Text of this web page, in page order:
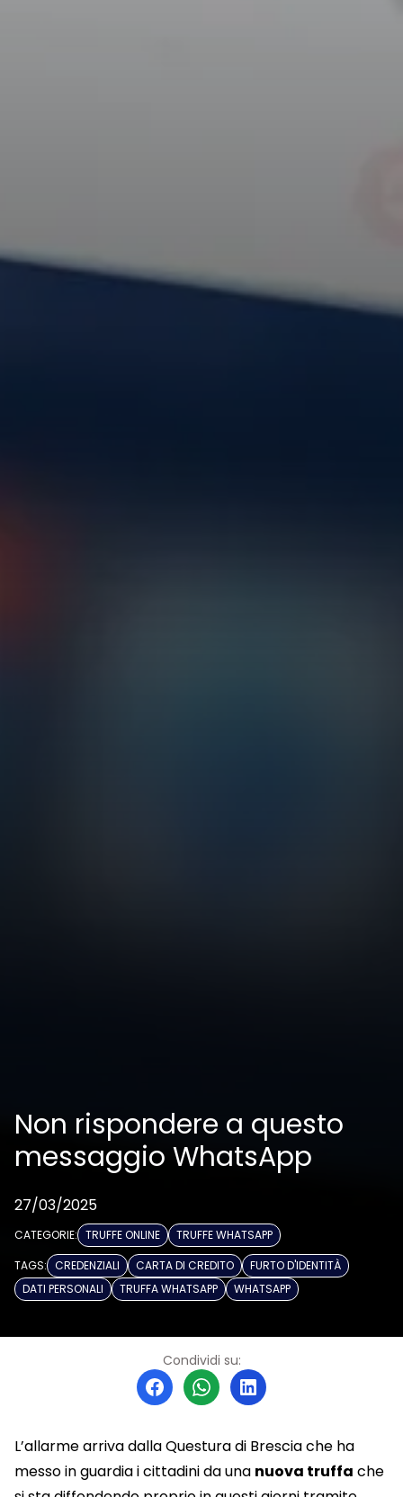
Non rispondere a questo
messaggio WhatsApp
27/03/2025
CATEGORIE: TRUFFE ONLINE
TRUFFE WHATSAPP
TAGS: CREDENZIALI CARTA DI CREDITO
FURTO D'IDENTITÀ
DATI PERSONALI
TRUFFA WHATSAPP WHATSAPP
Condividi su:
L’allarme arriva dalla Questura di Brescia che ha
messo in guardia i cittadini da una nuova truffa che